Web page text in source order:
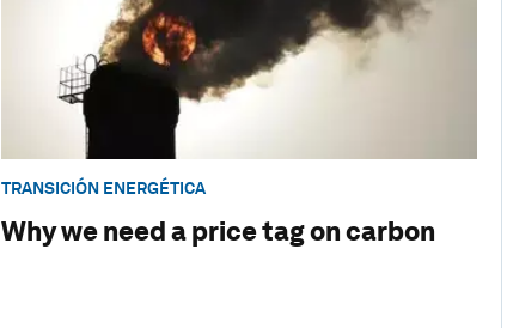
TRANSICIÓN ENERGÉTICA
Why we need a price tag on carbon